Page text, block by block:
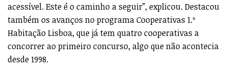
acessível. Este é o caminho a seguir”, explicou. Destacou
também os avanços no programa Cooperativas 1.ª
Habitação Lisboa, que já tem quatro cooperativas a
concorrer ao primeiro concurso, algo que não acontecia
desde 1998.